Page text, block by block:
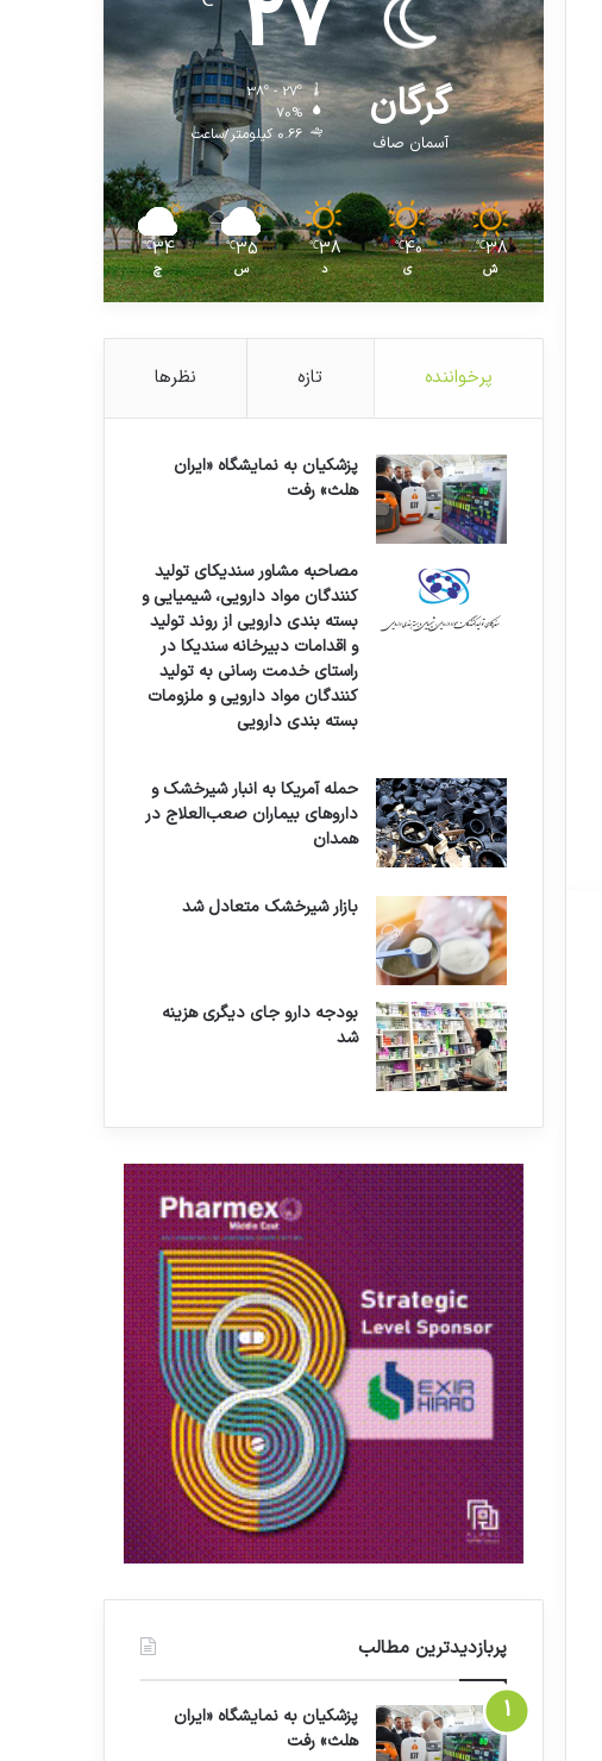
گرگان
آسمان صاف
38º - 27º
70%
0.66 کیلومتر/ساعت
38
℃
ش
40
℃
ی
38
℃
د
35
℃
س
34
℃
چ
پرخواننده تازه نظرها
پزشکیان به نمایشگاه «ایران
هلث» رفت
مصاحبه مشاور سندیکای تولید
کنندگان مواد دارویی، شیمیایی و
بسته بندی دارویی از روند تولید
و اقدامات دبیرخانه سندیکا در
راستای خدمت رسانی به تولید
کنندگان مواد دارویی و ملزومات
بسته بندی دارویی
حمله آمریکا به انبار شیرخشک و
داروهای بیماران صعب‌العلاج در
همدان
بازار شیرخشک متعادل شد
بودجه دارو جای دیگری هزینه
شد
پربازدیدترین مطالب
پزشکیان به نمایشگاه «ایران
هلث» رفت